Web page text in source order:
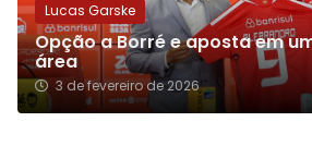
Lucas Garske
Opção a Borré e aposta em
área
3 de fevereiro de 2026